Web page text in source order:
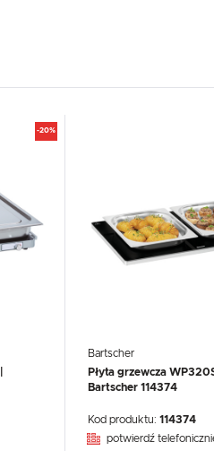
-20%
Bartscher
Płyta grzewcza
Bartscher 114374
Kod produktu: 114374
potwierdź